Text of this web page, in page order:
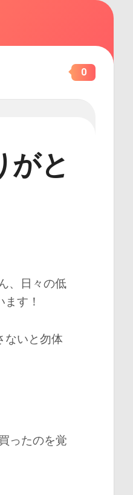
0
がと
、日々の低
す！
ないと勿体
ったのを覚